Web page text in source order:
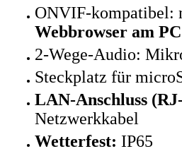
ONVIF-kompatibel:
Webbrowser am PC
2-Wege-Audio:
Steckplatz für
LAN-Anschluss
Netzwerkkabel
Wetterfest: IP65